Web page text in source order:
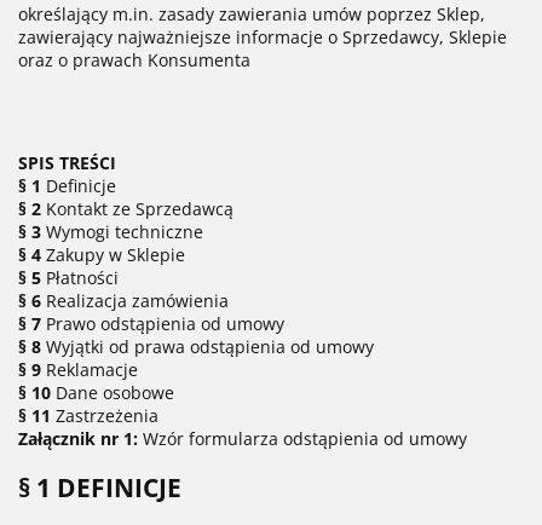
określający m.in. zasady zawierania umów poprzez Sklep,
zawierający najważniejsze informacje o Sprzedawcy, Sklepie
oraz o prawach Konsumenta
SPIS TREŚCI
§ 1 Definicje
§ 2 Kontakt ze Sprzedawcą
§ 3 Wymogi techniczne
§ 4 Zakupy w Sklepie
§ 5 Płatności
§ 6 Realizacja zamówienia
§ 7 Prawo odstąpienia od umowy
§ 8 Wyjątki od prawa odstąpienia od umowy
§ 9 Reklamacje
§ 10 Dane osobowe
§ 11 Zastrzeżenia
Załącznik nr 1: Wzór formularza odstąpienia od umowy
§ 1 DEFINICJE